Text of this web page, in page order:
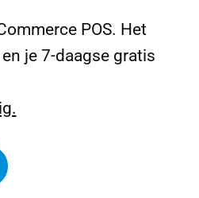
POS. Het
je 7-daagse gratis